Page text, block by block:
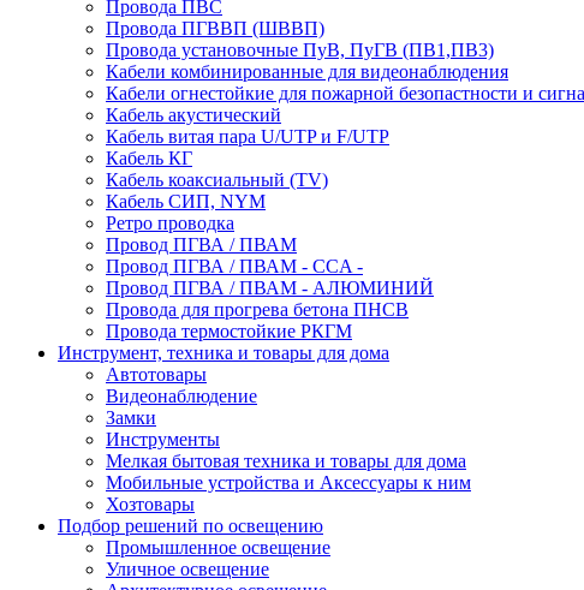
Провода ПВС
Провода ПГВВП (ШВВП)
Провода установочные ПуВ, ПуГВ (ПВ1,ПВ3)
Кабели комбинированные для видеонаблюдения
Кабели огнестойкие для пожарной безопастности и
Кабель акустический
Кабель витая пара U/UTP и F/UTP
Кабель КГ
Кабель коаксиальный (TV)
Кабель СИП, NYM
Ретро проводка
Провод ПГВА / ПВАМ
Провод ПГВА / ПВАМ - CCA -
Провод ПГВА / ПВАМ - АЛЮМИНИЙ
Провода для прогрева бетона ПНСВ
Провода термостойкие РКГМ
Инструмент, техника и товары для дома
Автотовары
Видеонаблюдение
Замки
Инструменты
Мелкая бытовая техника и товары для дома
Мобильные устройства и Аксессуары к ним
Хозтовары
Подбор решений по освещению
Промышленное освещение
Уличное освещение